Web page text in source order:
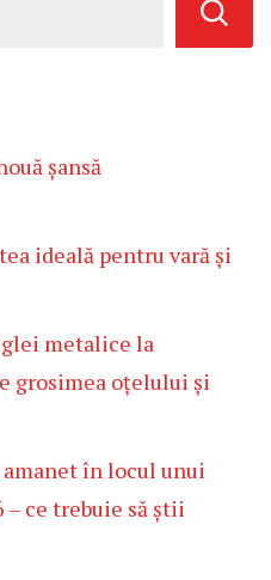
șansă
ideală pentru vară și
metalice la
grosimea oțelului și
în locul unui
ce trebuie să știi